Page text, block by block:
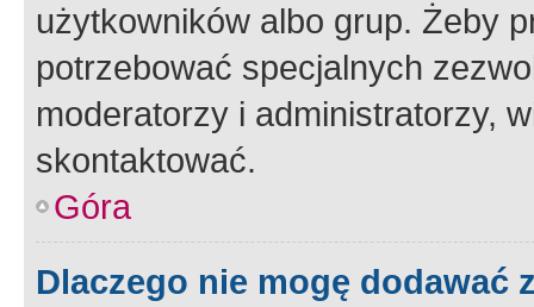
użytkowników albo grup. Żeby
potrzebować specjalnych
moderatorzy i administratorzy,
skontaktować.
Góra
Dlaczego nie mogę dodawać